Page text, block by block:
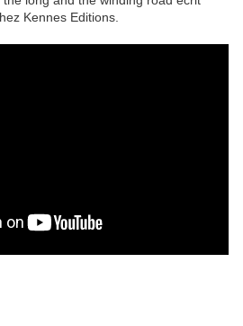
Kennes Editions.